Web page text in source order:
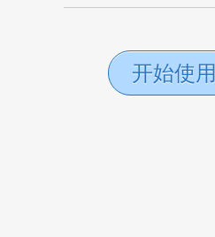
开始使用